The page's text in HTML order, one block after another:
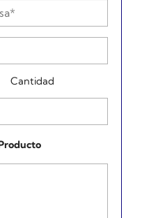
Cantidad